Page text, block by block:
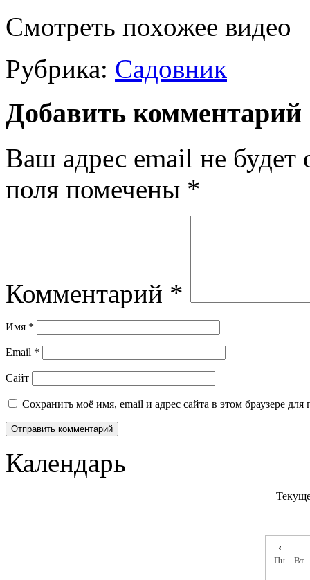
Смотреть похожее видео
Рубрика: Садовник
Добавить комментарий
Ваш адрес email не будет
поля помечены *
Комментарий *
Имя *
Email *
Сайт
Сохранить моё имя, email и адрес сайта в этом браузере
Календарь
‹
Пн Вт